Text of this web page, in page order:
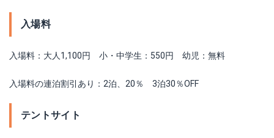
入場料
入場料：大人1,100円 小・中学生：550円 幼児：無料
入場料の連泊割引あり：2泊、20％ 3泊30％OFF
テントサイト